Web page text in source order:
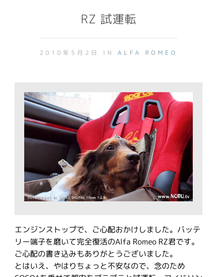
RZ 試運転
2010年5月2日 IN ALFA ROMEO
エンジンストップで、ご心配おかけしました。バッテ
リー端子を磨いて完全復活のAlfa Romeo RZ君です。
ご心配の書き込みもありがとうございました。
とはいえ、やはりちょっと不安なので、念のため